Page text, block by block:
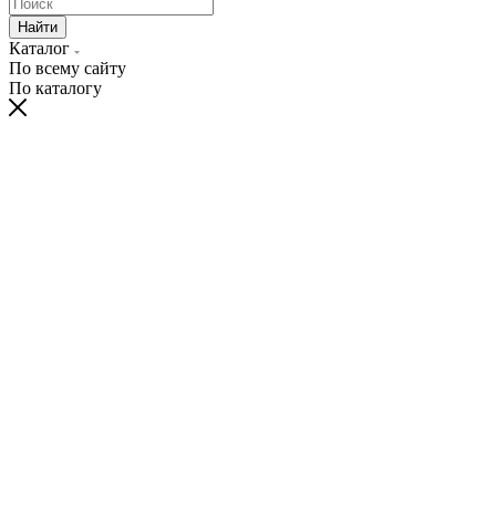
Найти
Каталог
По всему сайту
По каталогу